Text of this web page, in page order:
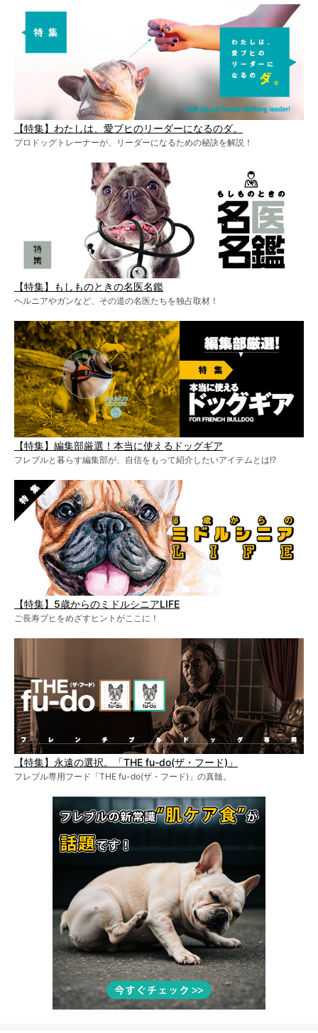
【特集】わたしは、愛ブヒのリーダーになるのダ。
プロドッグトレーナーが、リーダーになるための秘訣を解説！
【特集】もしものときの名医名鑑
ヘルニアやガンなど、その道の名医たちを独占取材！
【特集】編集部厳選！本当に使えるドッグギア
フレブルと暮らす編集部が、自信をもって紹介したいアイテムとは!?
【特集】5歳からのミドルシニアLIFE
ご長寿ブヒをめざすヒントがここに！
【特集】永遠の選択。「THE fu-do(ザ・フード)」
フレブル専用フード「THE fu-do(ザ・フード)」の真髄。